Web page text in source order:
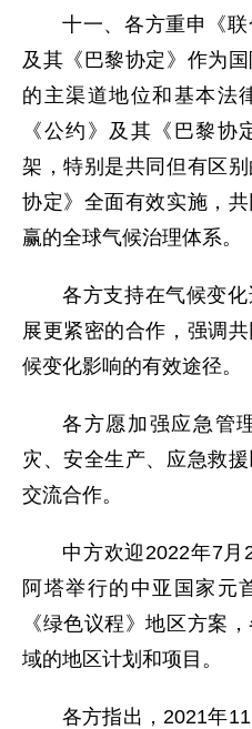
十一、各方重申《联
及其《巴黎协定》作为
的主渠道地位和基本法
《公约》及其《巴黎
架，特别是共同但有区
协定》全面有效实施，
赢的全球气候治理体系。
各方支持在气候变
展更紧密的合作，强调
候变化影响的有效途径。
各方愿加强应急管
灾、安全生产、应急救
交流合作。
中方欢迎2022年7
阿塔举行的中亚国家元
《绿色议程》地区方案
域的地区计划和项目。
各方指出，2021年